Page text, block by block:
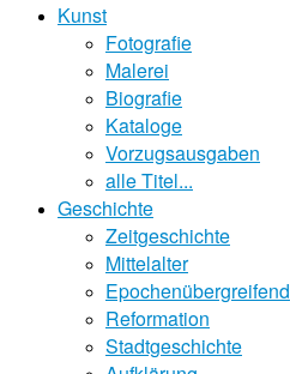
Kunst
Fotografie
Malerei
Biografie
Kataloge
Vorzugsausgaben
alle Titel...
Geschichte
Zeitgeschichte
Mittelalter
Epochenübergreifend
Reformation
Stadtgeschichte